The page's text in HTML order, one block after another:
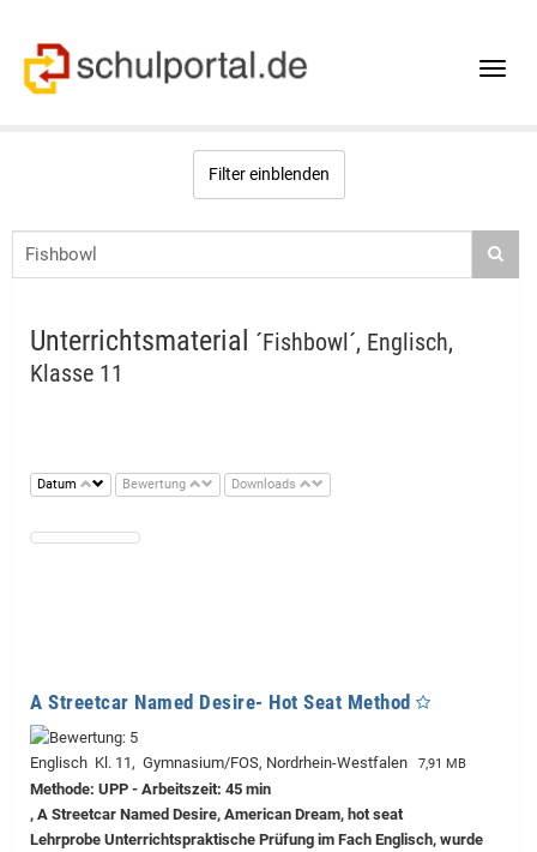
Toggle
Filter einblenden
Unterrichtsmaterial ´Fishbowl´, Englisch,
Klasse 11
Datum Bewertung Downloads
A Streetcar Named Desire- Hot Seat Method
Englisch Kl. 11, Gymnasium/FOS, Nordrhein-Westfalen 7,91 MB
Methode: UPP - Arbeitszeit: 45 min
, A Streetcar Named Desire, American Dream, hot seat
Lehrprobe Unterrichtspraktische Prüfung im Fach Englisch, wurde